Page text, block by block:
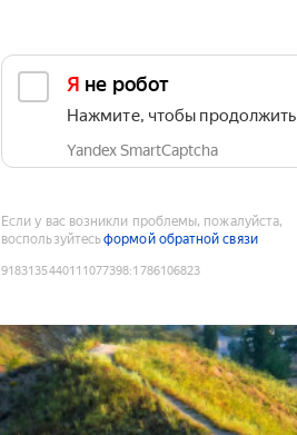
Я не робот
Нажмите, чтобы продолжить
Yandex SmartCaptcha
Если у вас возникли проблемы, пожалуйста,
воспользуйтесьформой обратной связи
9183135440111077398:1786106823